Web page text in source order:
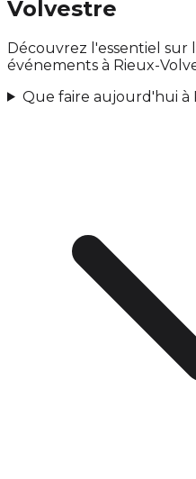
Volvestre
Découvrez l'essentiel sur
événements à Rieux-
Que faire aujourd'hui à